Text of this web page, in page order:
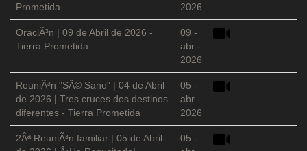
Prometida
2026
OraciÃ³n | 09 de Abril de 2026 -
Tierra Prometida
09 -
abr -
2026
ReuniÃ³n "SÃ© Sano" | 04 de Abril
de 2026 | Tres cruces dos destinos
diferentes - Tierra Prometida
05 -
abr -
2026
2Âª ReuniÃ³n familiar | 05 de Abril
05 -